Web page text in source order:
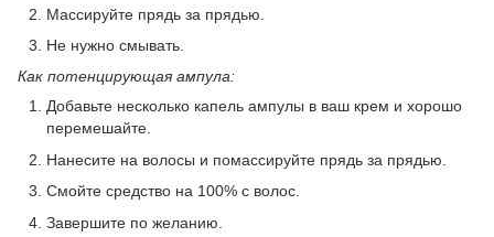
Массируйте прядь за прядью.
Не нужно смывать.
Как потенцирующая ампула:
Добавьте несколько капель ампулы в ваш крем и хорошо
перемешайте.
Нанесите на волосы и помассируйте прядь за прядью.
Смойте средство на 100% с волос.
Завершите по желанию.